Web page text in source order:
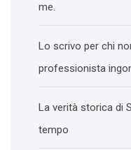
me.
Lo scrivo per chi
professionista
La verità storica di
tempo